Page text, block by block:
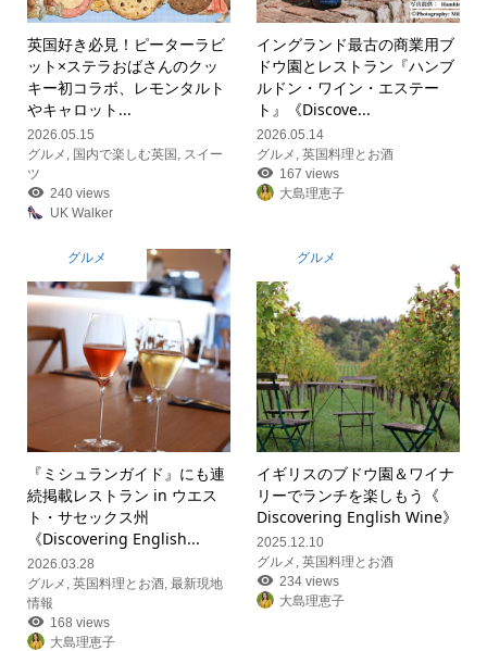
英国好き必見！ピーターラビ
ット×ステラおばさんのクッ
キー初コラボ、レモンタルト
やキャロット...
2026.05.15
グルメ , 国内で楽しむ英国 , スイー
ツ
240 views
UK Walker
イングランド最古の商業用ブ
ドウ園とレストラン『ハンブ
ルドン・ワイン・エステー
ト』《Discove...
2026.05.14
グルメ ,英国料理とお酒
167 views
大島理恵子
グルメ
『ミシュランガイド』にも連
続掲載レストラン in ウエス
ト・サセックス州
《Discovering English...
2026.03.28
グルメ , 英国料理とお酒, 最新現地
情報
168 views
大島理恵子
グルメ
イギリスのブドウ園＆ワイナ
リーでランチを楽しもう《
Discovering English Wine》
2025.12.10
グルメ ,英国料理とお酒
234 views
大島理恵子